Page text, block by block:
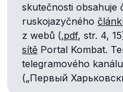
skutečnosti obsahuje
ruskojazyčného
z webů (.pdf, str. 4,
sítě Portal Kombat.
telegramového
(„Первый